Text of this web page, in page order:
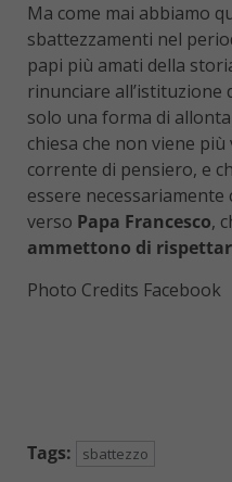
Ma come mai abbiamo
sbattezzamenti nel
papi più amati della
rinunciare all’istituzione
solo una forma di
chiesa che non viene
corrente di pensiero, e
essere
verso Papa Francesco,
ammettono di
Photo Credits Facebook
Tags: sbattezzo